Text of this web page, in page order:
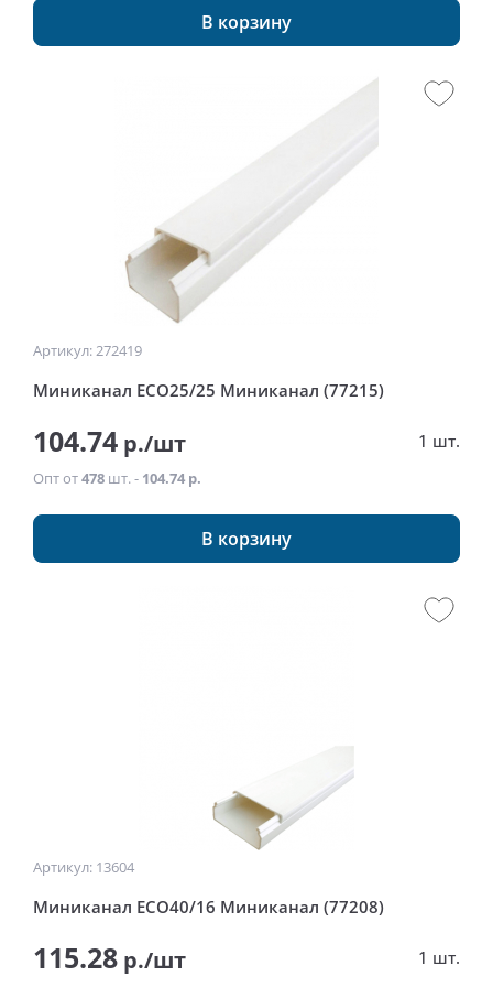
В корзину
Артикул: 272419
Миниканал ECO25/25 Миниканал (77215)
104.74 р./шт 1 шт.
Опт от478 шт. - 104.74 р.
В корзину
Артикул: 13604
Миниканал ECO40/16 Миниканал (77208)
115.28 р./шт 1 шт.